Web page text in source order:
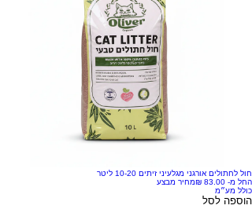
חול לחתולים אורגני מגלעיני זיתים 10-20 ליטר
החל מ-
מחיר מבצע
כולל מע״מ
הוספה לסל